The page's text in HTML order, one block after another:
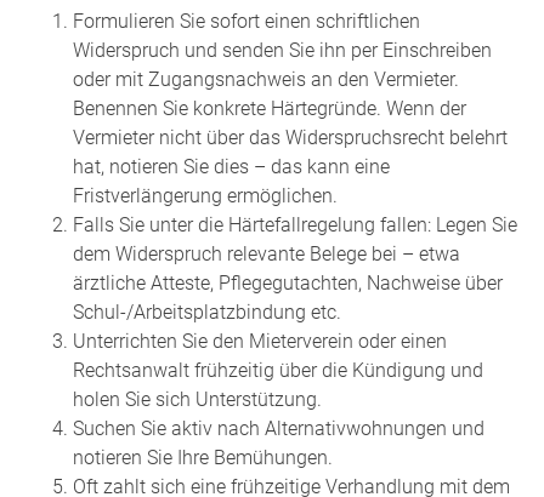
Formulieren Sie sofort einen schriftlichen
Widerspruch und senden Sie ihn per Einschreiben
oder mit Zugangsnachweis an den Vermieter.
Benennen Sie konkrete Härtegründe. Wenn der
Vermieter nicht über das Widerspruchsrecht belehrt
hat, notieren Sie dies – das kann eine
Fristverlängerung ermöglichen.
Falls Sie unter die Härtefallregelung fallen: Legen Sie
dem Widerspruch relevante Belege bei – etwa
ärztliche Atteste, Pflegegutachten, Nachweise über
Schul-/Arbeitsplatzbindung etc.
Unterrichten Sie den Mieterverein oder einen
Rechtsanwalt frühzeitig über die Kündigung und
holen Sie sich Unterstützung.
Suchen Sie aktiv nach Alternativwohnungen und
notieren Sie Ihre Bemühungen.
Oft zahlt sich eine frühzeitige Verhandlung mit dem